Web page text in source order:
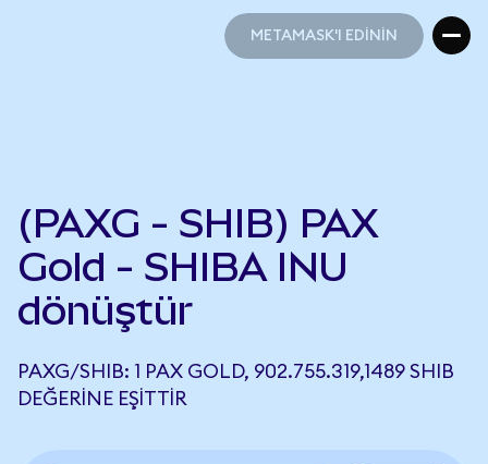
METAMASK'I EDİNİN
(PAXG - SHIB) PAX
Gold - SHIBA INU
dönüştür
PAXG/SHIB: 1 PAX GOLD, 902.755.319,1489 SHIB
DEĞERINE EŞITTIR